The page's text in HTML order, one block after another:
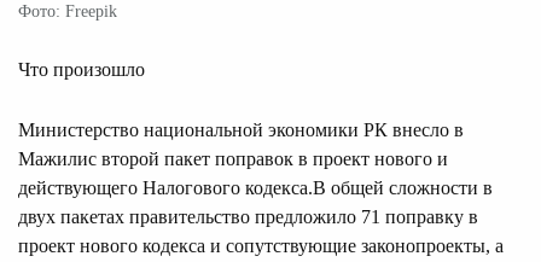
Фото: Freepik
Что произошло
Министерство национальной экономики РК внесло в
Мажилис второй пакет поправок в проект нового и
действующего Налогового кодекса.В общей сложности в
двух пакетах правительство предложило 71 поправку в
проект нового кодекса и сопутствующие законопроекты, а